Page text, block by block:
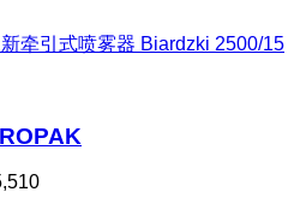
新牵引式喷雾器 Biardzki 2500/15